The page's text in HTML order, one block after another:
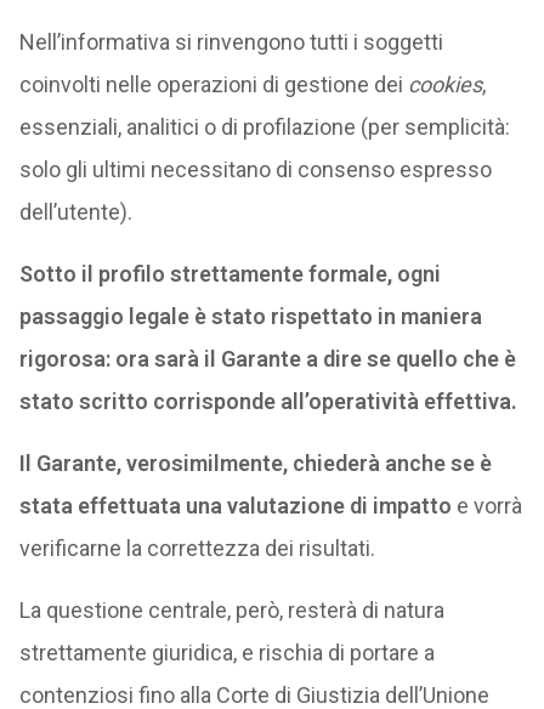
Nell’informativa si rinvengono tutti i soggetti
coinvolti nelle operazioni di gestione dei cookies,
essenziali, analitici o di profilazione (per semplicità:
solo gli ultimi necessitano di consenso espresso
dell’utente).
Sotto il profilo strettamente formale, ogni
passaggio legale è stato rispettato in maniera
rigorosa: ora sarà il Garante a dire se quello che è
stato scritto corrisponde all’operatività effettiva.
Il Garante, verosimilmente, chiederà anche se è
stata effettuata una valutazione di impatto e vorrà
verificarne la correttezza dei risultati.
La questione centrale, però, resterà di natura
strettamente giuridica, e rischia di portare a
contenziosi fino alla Corte di Giustizia dell’Unione